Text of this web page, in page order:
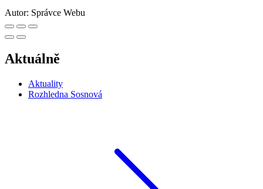
Autor: Správce Webu
Aktuálně
Aktuality
Rozhledna Sosnová